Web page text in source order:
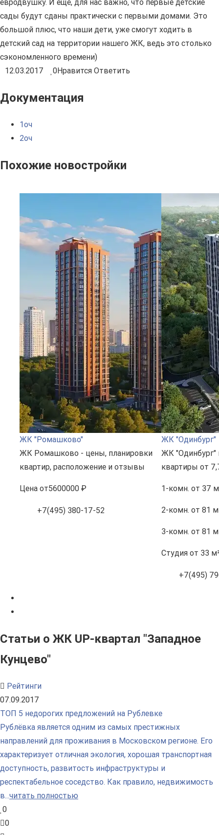
евродвушку. И еще, для нас важно, что первые детские
сады будут сданы практически с первыми домами. Это
большой плюс, что наши дети, уже смогут ходить в
детский сад на территории нашего ЖК, ведь это столько
сэкономленного времени)
12.03.2017
0Нравится Ответить
Документация
1оч
2оч
Похожие новостройки
ЖК "Ромашково"
ЖК Ромашково - цены, планировки
квартир, расположение и отзывы
Цена от5600000 ₽
+7(495) 380-17-52
ЖК "Одинбург"
ЖК "Одинбург"
квартиры от
1-комн. от 37
2-комн. от 81
3-комн. от 81
Студия от 33
+7(495)
Статьи о ЖК UP-квартал "Западное
Кунцево"
Рейтинги
07.09.2017
ТОП 5 недорогих предложений на Рублевке
Рублёвка является одним из самых престижных
направлений для проживания в Московском регионе. Его
характеризует отличная экология, хорошая транспортная
доступность, развитость инфраструктуры и
респектабельное соседство. Как правило, недвижимость
в...читать полностью
0
0